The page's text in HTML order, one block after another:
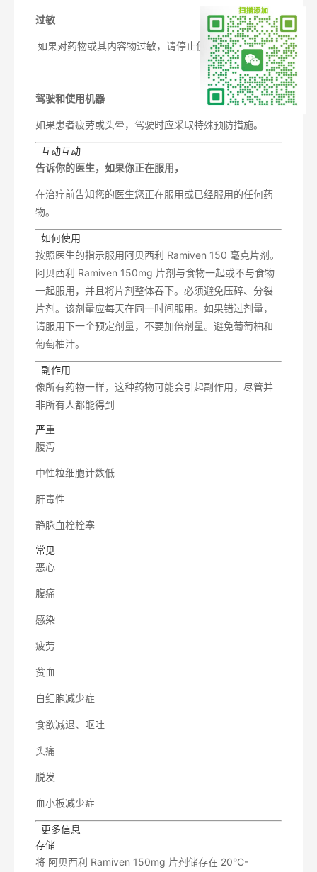
过敏
如果对药物或其内容物过敏，请停止使用该药物。
驾驶和使用机器
如果患者疲劳或头晕，驾驶时应采取特殊预防措施。
互动互动
告诉你的医生，如果你正在服用，
在治疗前告知您的医生您正在服用或已经服用的任何药
物。
如何使用
按照医生的指示服用阿贝西利 Ramiven 150 毫克片剂。
阿贝西利 Ramiven 150mg 片剂与食物一起或不与食物
一起服用，并且将片剂整体吞下。必须避免压碎、分裂
片剂。该剂量应每天在同一时间服用。如果错过剂量，
请服用下一个预定剂量，不要加倍剂量。避免葡萄柚和
葡萄柚汁。
副作用
像所有药物一样，这种药物可能会引起副作用，尽管并
非所有人都能得到
严重
腹泻
中性粒细胞计数低
肝毒性
静脉血栓栓塞
常见
恶心
腹痛
感染
疲劳
贫血
白细胞减少症
食欲减退、呕吐
头痛
脱发
血小板减少症
更多信息
存储
将 阿贝西利 Ramiven 150mg 片剂储存在 20°C-